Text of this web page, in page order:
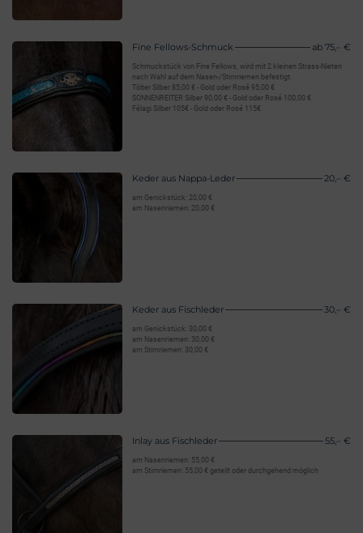
Fine Fellows-Schmuck ab 75,– €
Schmuckstück von Fine Fellows, wird mit 2 kleinen Strass-Nieten
nach Wahl auf dem Nasen-/Stirnriemen befestigt.
Tölter Silber 85,00 € - Gold oder Rosé 95,00 €
SONNENREITER Silber 90,00 € - Gold oder Rosé 100,00 €
Félagi Silber 105€ - Gold oder Rosé 115€
Keder aus Nappa-Leder 20,– €
am Genickstück: 20,00 €
am Nasenriemen: 20,00 €
Keder aus Fischleder 30,– €
am Genickstück: 30,00 €
am Nasenriemen: 30,00 €
am Stirnriemen: 30,00 €
Inlay aus Fischleder 55,– €
am Nasenriemen: 55,00 €
am Stirnriemen: 55,00 € geteilt oder durchgehend möglich